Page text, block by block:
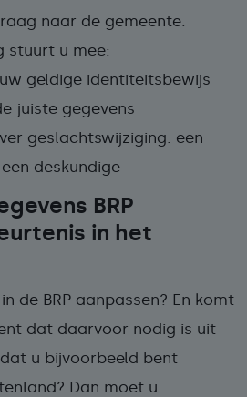
naar de gemeente.
stuurt u mee:
geldige identiteitsbewijs
juiste gegevens
geslachtswijziging: een
deskundige
BRP
in het
de BRP aanpassen? En komt
dat daarvoor nodig is uit
u bijvoorbeeld bent
Dan moet u